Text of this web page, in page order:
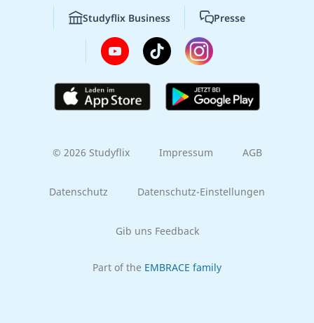
Studyflix Business Presse
© 2026 Studyflix Impressum AGB
Datenschutz Datenschutz-Einstellungen
Gib uns Feedback
Part of the EMBRACE family